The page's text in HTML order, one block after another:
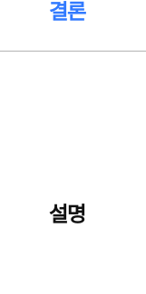
결론
설명